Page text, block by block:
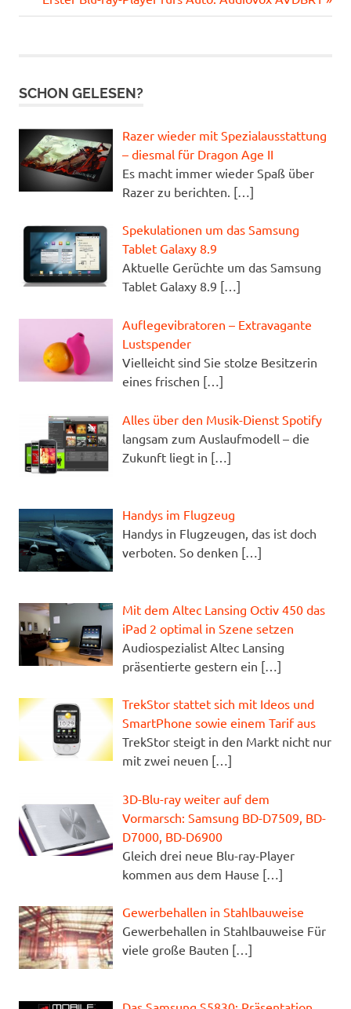
Beitrag:
SCHON GELESEN?
Razer wieder mit Spezialausstattung
– diesmal für Dragon Age II
Es macht immer wieder Spaß über
Razer zu berichten. […]
Spekulationen um das Samsung
Tablet Galaxy 8.9
Aktuelle Gerüchte um das Samsung
Tablet Galaxy 8.9 […]
Auflegevibratoren – Extravagante
Lustspender
Vielleicht sind Sie stolze Besitzerin
eines frischen […]
Alles über den Musik-Dienst Spotify
langsam zum Auslaufmodell – die
Zukunft liegt in […]
Handys im Flugzeug
Handys in Flugzeugen, das ist doch
verboten. So denken […]
Mit dem Altec Lansing Octiv 450 das
iPad 2 optimal in Szene setzen
Audiospezialist Altec Lansing
präsentierte gestern ein […]
TrekStor stattet sich mit Ideos und
SmartPhone sowie einem Tarif aus
TrekStor steigt in den Markt nicht nur
mit zwei neuen […]
3D-Blu-ray weiter auf dem
Vormarsch: Samsung BD-D7509, BD-
D7000, BD-D6900
Gleich drei neue Blu-ray-Player
kommen aus dem Hause […]
Gewerbehallen in Stahlbauweise
Gewerbehallen in Stahlbauweise Für
viele große Bauten […]